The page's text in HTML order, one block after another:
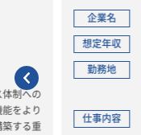
制への
をより
する重
度化
企業名
想定年収
勤務地
仕事内容